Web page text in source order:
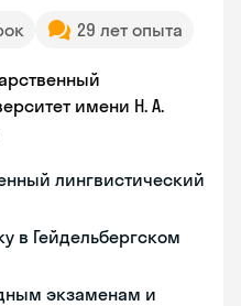
29 лет опыта
имени Н. А.
лингвистический
в Гейдельбергском
экзаменам и